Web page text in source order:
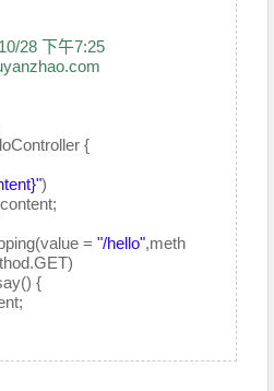
28 下午7:25
{
)
(value ="/hello",meth
{